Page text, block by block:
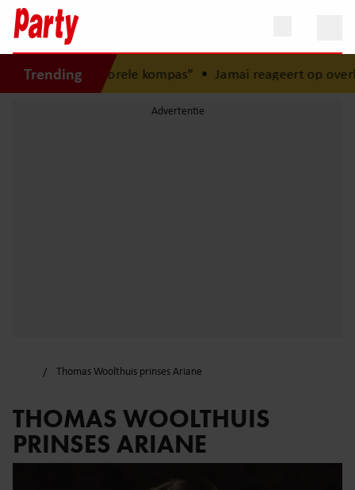
Trending
zus is mijn morele kompas”•Jamai reageert op
Thomas Woolthuis prinses Ariane
THOMAS WOOLTHUIS
PRINSES ARIANE